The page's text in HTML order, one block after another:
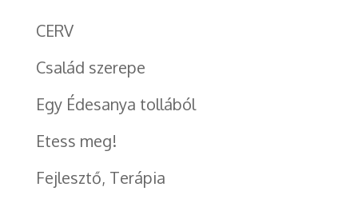
CERV
Család szerepe
Egy Édesanya tollából
Etess meg!
Fejlesztő, Terápia